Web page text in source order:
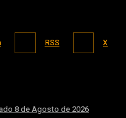
RSS X
8 de Agosto de 2026